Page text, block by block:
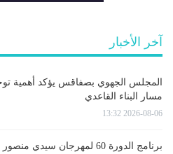
آخر الأخبار
المجلس الجهوي بصفاقس يؤكد أهمية
مسار البناء القاعدي
2026-08-06 13:32
برنامج الدورة 60 لمهرجان سيدي منصور